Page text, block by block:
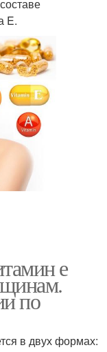
E.
е
по
в двух формах: